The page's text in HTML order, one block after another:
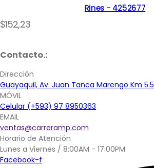
Rines - 4252677
$152,23
Contacto.:
Dirección
Guayaquil, Av. Juan Tanca Marengo Km 5.5
MÓVIL
Celular (+593) 97 8950363
EMAIL
ventas@carreramp.com
Horario de Atención
Lunes a Viernes / 8:00AM - 17:00PM
Facebook-f